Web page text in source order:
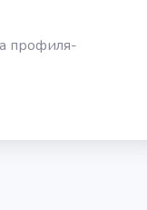
профиля-